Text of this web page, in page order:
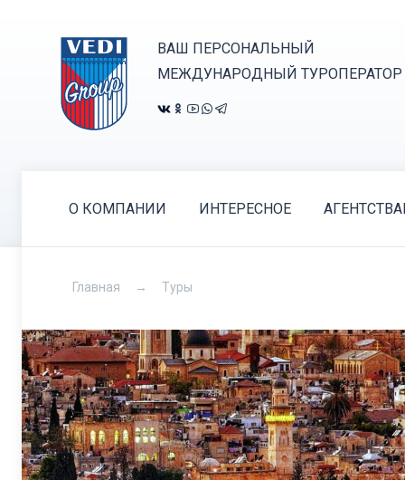
ВАШ ПЕРСОНАЛЬНЫЙ
МЕЖДУНАРОДНЫЙ ТУРОПЕРАТОР
О КОМПАНИИ ИНТЕРЕСНОЕ
Главная Туры